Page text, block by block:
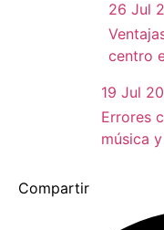
26 Jul
centro
19 Jul
Errores
música
Compartir